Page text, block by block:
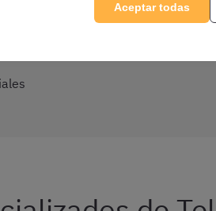
a bibliotecas
a bomberos
Aceptar todas